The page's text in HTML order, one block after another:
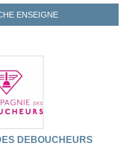
ENSEIGNE
DEBOUCHEURS